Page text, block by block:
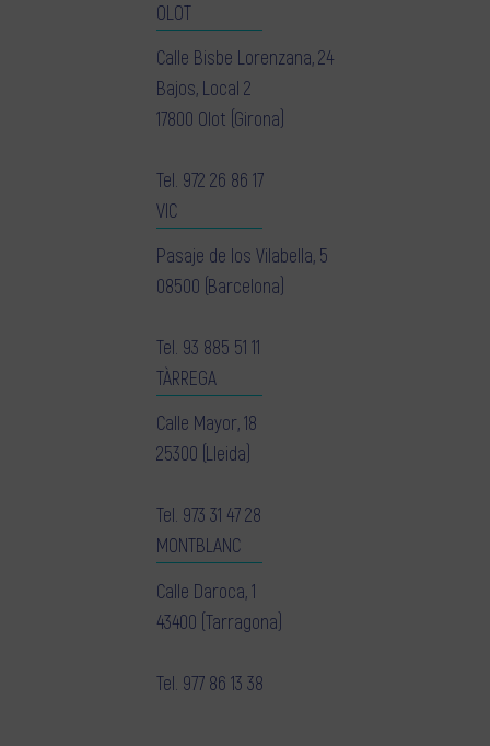
OLOT
Calle Bisbe Lorenzana, 24
Bajos, Local 2
17800 Olot (Girona)
Tel. 972 26 86 17
VIC
Pasaje de los Vilabella, 5
08500 (Barcelona)
Tel. 93 885 51 11
TÀRREGA
Calle Mayor, 18
25300 (Lleida)
Tel. 973 31 47 28
MONTBLANC
Calle Daroca, 1
43400 (Tarragona)
Tel. 977 86 13 38